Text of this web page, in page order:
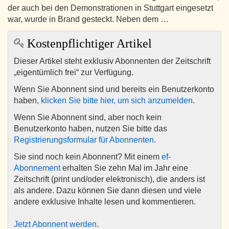
der auch bei den Demonstrationen in Stuttgart eingesetzt
war, wurde in Brand gesteckt. Neben dem …
Kostenpflichtiger Artikel
Dieser Artikel steht exklusiv Abonnenten der Zeitschrift
„eigentümlich frei“ zur Verfügung.
Wenn Sie Abonnent sind und bereits ein Benutzerkonto
haben, klicken Sie bitte hier, um sich anzumelden.
Wenn Sie Abonnent sind, aber noch kein
Benutzerkonto haben, nutzen Sie bitte das
Registrierungsformular für Abonnenten.
Sie sind noch kein Abonnent? Mit einem ef-
Abonnementerhalten Sie zehn Mal im Jahr eine
Zeitschrift (print und/oder elektronisch), die anders ist
als andere. Dazu können Sie dann diesen und viele
andere exklusive Inhalte lesen und kommentieren.
Jetzt Abonnent werden.